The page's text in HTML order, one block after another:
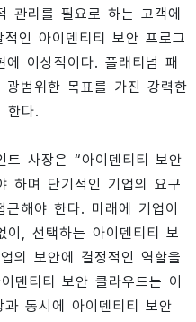
관리를 필요로 하는 고객에
인 아이덴티티 보안 프로그
이상적이다. 플래티넘 패
범위한 목표를 가진 강력한
한다.
사장은 “아이덴티티 보안
하며 단기적인 기업의 요구
해야 한다. 미래에 기업이
이, 선택하는 아이덴티티 보
의 보안에 결정적인 역할을
덴티티 보안 클라우드는 이
동시에 아이덴티티 보안